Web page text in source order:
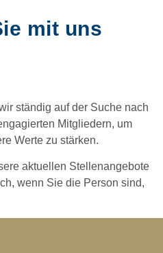
mit uns
ständig auf der Suche nach
Mitgliedern, um
Werte zu stärken.
aktuellen Stellenangebote
wenn Sie die Person sind,